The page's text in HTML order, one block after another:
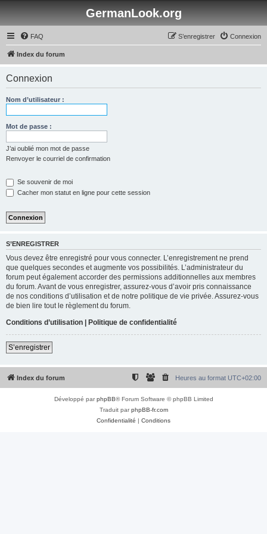
GermanLook.org
FAQ Connexion
S’enregistrer
Index du forum
Connexion
Nom d’utilisateur :
Mot de passe :
J’ai oublié mon mot de passe
Renvoyer le courriel de confirmation
Se souvenir de moi
Cacher mon statut en ligne pour cette session
S’ENREGISTRER
Vous devez être enregistré pour vous connecter. L’enregistrement ne prend
que quelques secondes et augmente vos possibilités. L’administrateur du
forum peut également accorder des permissions additionnelles aux membres
du forum. Avant de vous enregistrer, assurez-vous d’avoir pris connaissance
de nos conditions d’utilisation et de notre politique de vie privée. Assurez-vous
de bien lire tout le règlement du forum.
Conditions d’utilisation | Politique de confidentialité
S’enregistrer
Index du forum Heures au format UTC+02:00
Développé parphpBB® Forum Software © phpBB Limited
Traduit parphpBB-fr.com
Confidentialité | Conditions